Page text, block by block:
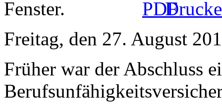
Freitag, den 27. August
Früher war der Abschluss